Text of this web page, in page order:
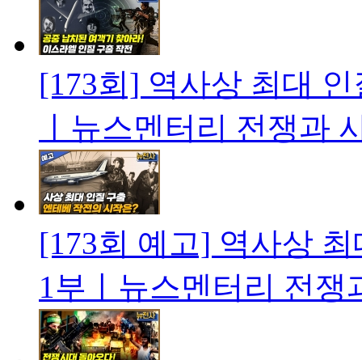
[173회] 역사상 최대
ㅣ뉴스멘터리 전쟁과
[173회 예고] 역사상
1부ㅣ뉴스멘터리 전쟁